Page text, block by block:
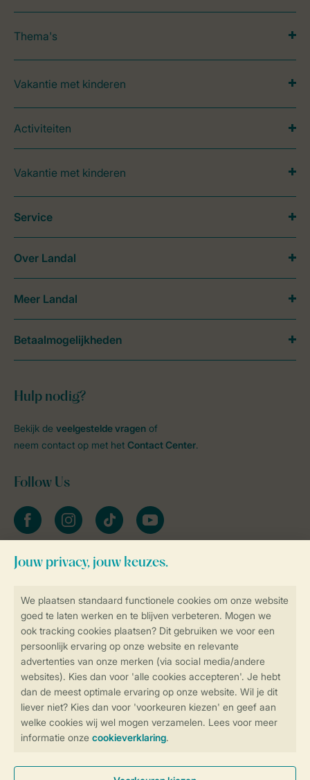
Controle over jouw gegevens &
Veilig en snel online boeken
Veilige gegevensoverdracht
Veilige betaling
Thema's
Vakantie met kinderen
Activiteiten
Vakantie met kinderen
Hulp nodig?
Bekijk de veelgestelde vragen of
neem contact op met het Contact Center.
Follow Us
facebookinstagramtiktok youtube
Blijf op de hoogte
Service
Over Landal
Meer Landal
Betaalmogelijkheden